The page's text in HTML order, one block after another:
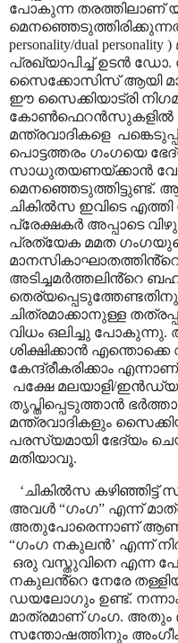
പോകുന്ന തരത്തിലാണ്
personality/dual personality )
പ്രഖ്യാപിച്ച് ഉടൻ ഡോ.
സൈക്കോസിസ് ആയി
ഈ സൈക്കിയാട്രി
കോൺഫെറൻസുകളിൽ
മന്ത്രവാദികളെ
പൊട്ടത്തരം ഗംഗയെ
സാധുതയണയ്ക്കാൻ
മെനഞ്ഞെടുത്തിട്ടുണ്ട്.
ചികിൽസ ഇവിടെ എത്തി
പ്രേക്ഷകർ അപ്പാടെ
പ്രത്യേക മമത
അടിച്ചമർത്തലിൻ്റെ
ചിത്രമാക്കാനുള്ള
വിധം ഒലിച്ചു പോകുന്നു.
ശിക്ഷിക്കാൻ
കേന്ദ്രീകരിക്കാം
പക്ഷേ മലയാളി/
തൃപ്തിപ്പെടുത്താൻ
മന്ത്രവാദികളും
പരസ്യമായി ഭേദ്യം
മതിയാവൂ.
‘ ചികിൽസ കഴിഞ്ഞിട്ട്
അവൾ “ഗംഗ” എന്ന്
അതുപോരെന്നാണ്
“ഗംഗ നകുലൻ’ എന്ന്
ഒരു വസ്തുവിനെ എന്ന
നകുലൻ്റെ നേരേ
ഡയലോഗും ഉണ്ട്.
മാത്രമാണ് ഗംഗ. അതും
സന്തോഷത്തിനും